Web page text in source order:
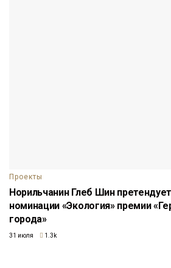
Проекты
Норильчанин Глеб Шин
номинации «Экология» премии
города»
31 июля 1.3k